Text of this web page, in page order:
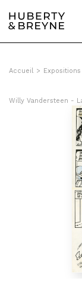
Accueil > Expositions
Willy Vandersteen -